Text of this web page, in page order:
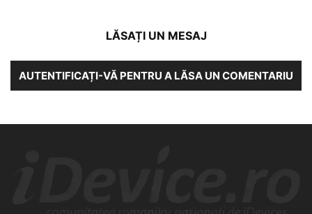
LĂSAȚI UN MESAJ
AUTENTIFICAȚI-VĂ PENTRU A LĂSA UN COMENTARIU